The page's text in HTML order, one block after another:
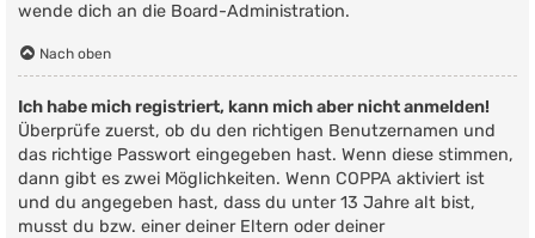
wende dich an die Board-Administration.
Nach oben
Ich habe mich registriert, kann mich aber nicht anmelden!
Überprüfe zuerst, ob du den richtigen Benutzernamen und
das richtige Passwort eingegeben hast. Wenn diese stimmen,
dann gibt es zwei Möglichkeiten. Wenn COPPA aktiviert ist
und du angegeben hast, dass du unter 13 Jahre alt bist,
musst du bzw. einer deiner Eltern oder deiner